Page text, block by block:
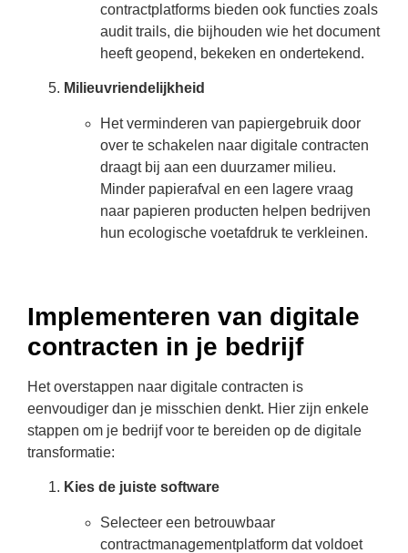
contractplatforms bieden ook functies zoals
audit trails, die bijhouden wie het document
heeft geopend, bekeken en ondertekend.
Milieuvriendelijkheid
Het verminderen van papiergebruik door
over te schakelen naar digitale contracten
draagt bij aan een duurzamer milieu.
Minder papierafval en een lagere vraag
naar papieren producten helpen bedrijven
hun ecologische voetafdruk te verkleinen.
Implementeren van digitale
contracten in je bedrijf
Het overstappen naar digitale contracten is
eenvoudiger dan je misschien denkt. Hier zijn enkele
stappen om je bedrijf voor te bereiden op de digitale
transformatie:
Kies de juiste software
Selecteer een betrouwbaar
contractmanagementplatform dat voldoet